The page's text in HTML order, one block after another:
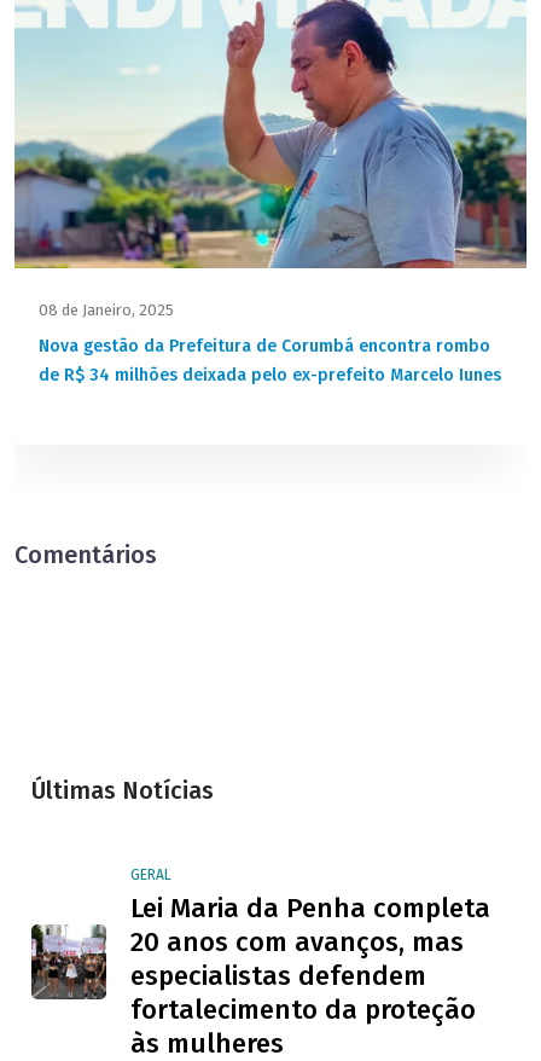
08 de Janeiro, 2025
Nova gestão da Prefeitura de Corumbá encontra rombo
de R$ 34 milhões deixada pelo ex-prefeito Marcelo Iunes
Comentários
Últimas Notícias
GERAL
Lei Maria da Penha completa
20 anos com avanços, mas
especialistas defendem
fortalecimento da proteção
às mulheres